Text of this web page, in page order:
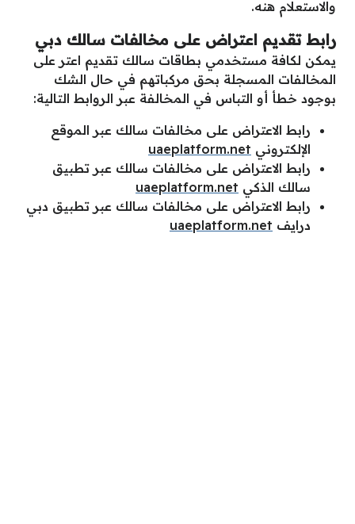
والاستعلام هنه.
رابط تقديم اعتراض على مخالفات سالك دبي
يمكن لكافة مستخدمي بطاقات سالك تقديم اعتر على
المخالفات المسجلة بحق مركباتهم في حال الشك
بوجود خطأ أو التباس في المخالفة عبر الروابط التالية:
رابط الاعتراض على مخالفات سالك عبر الموقع
الإلكتروني uaeplatform.net
رابط الاعتراض على مخالفات سالك عبر تطبيق
سالك الذكي uaeplatform.net
رابط الاعتراض على مخالفات سالك عبر تطبيق دبي
درايف uaeplatform.net